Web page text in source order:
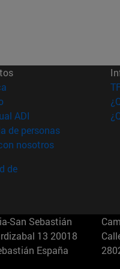
(abre en nueva ventana)
(abre en nueva ventana)
ADI (abre en nueva
de personas(abre en
nosotros(abre en nueva
de
San Sebastián
13 20018
España